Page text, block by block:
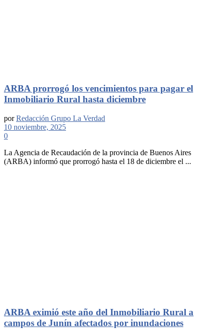
ARBA prorrogó los vencimientos para pagar el
Inmobiliario Rural hasta diciembre
por Redacción Grupo La Verdad
10 noviembre, 2025
0
La Agencia de Recaudación de la provincia de Buenos Aires
(ARBA) informó que prorrogó hasta el 18 de diciembre el ...
ARBA eximió este año del Inmobiliario Rural a
campos de Junín afectados por inundaciones